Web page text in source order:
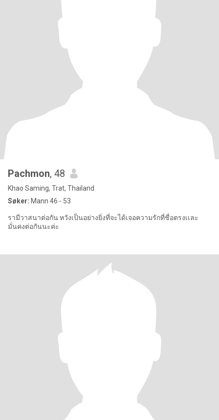
Pachmon, 48
Khao Saming, Trat, Thailand
Søker: Mann 46 - 53
รามีวาสนาต่อกัน หวังเป็นอย่างยิ่งที่จะได้เจอความรักที่ชื่อตรงเเละ
มั่นคงต่อกันนะค่ะ